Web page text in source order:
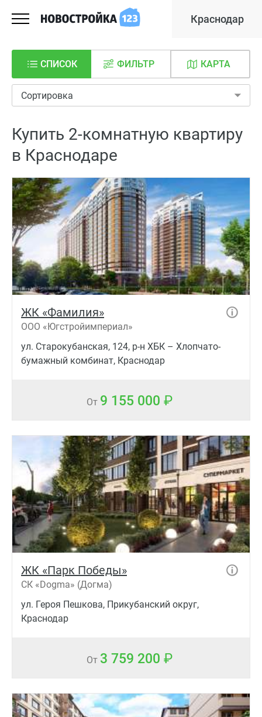
Краснодар
СПИСОК КАРТА
ФИЛЬТР
Сортировка
Купить 2-комнатную квартиру
в Краснодаре
ЖК «Фамилия»
ООО «Югстройимпериал»
ул. Старокубанская, 124, р-н ХБК – Хлопчато-
бумажный комбинат, Краснодар
От 9 155 000
ЖК «Парк Победы»
СК «Dogma» (Догма)
ул. Героя Пешкова, Прикубанский округ,
Краснодар
От 3 759 200